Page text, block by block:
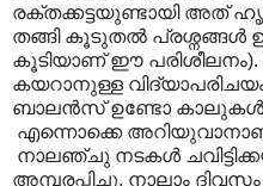
രക്തക്കട്ടയുണ്ടായി അത്
തങ്ങി കൂടുതൽ പ്രശ്നങ്ങൾ
കൂടിയാണ് ഈ പരിശീലനം).
കയറാനുള്ള
ബാലൻസ് ഉണ്ടോ കാലുകൾ
എന്നൊക്കെ
നാലഞ്ചു നടകൾ
അമ്പരപ്പിച്ചു. നാലാം